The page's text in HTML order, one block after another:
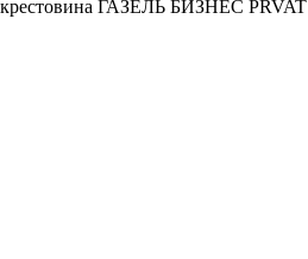
крестовина ГАЗЕЛЬ БИЗНЕС PRVAT